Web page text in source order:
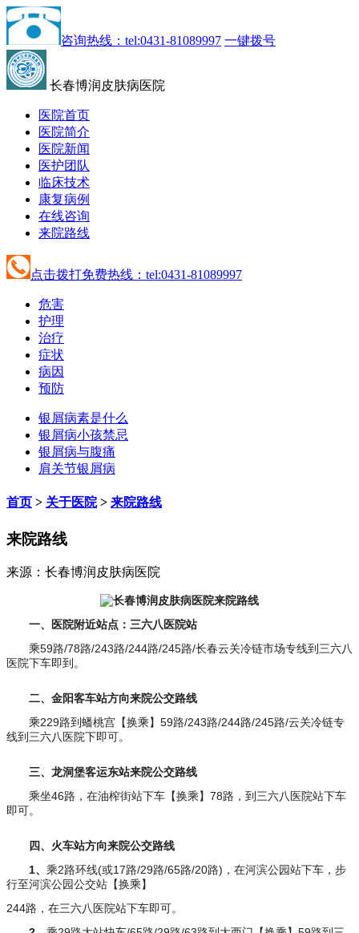
咨询热线：tel:0431-81089997 一键拨号
长春博润皮肤病医院
医院首页
医院简介
医院新闻
医护团队
临床技术
康复病例
在线咨询
来院路线
点击拨打免费热线：tel:0431-81089997
危害
护理
治疗
症状
病因
预防
银屑病素是什么
银屑病小孩禁忌
银屑病与腹痛
肩关节银屑病
首页 > 关于医院> 来院路线
来院路线
来源：长春博润皮肤病医院
一、医院附近站点：三六八医院站
乘59路/78路/243路/244路/245路/长春云关冷链市场专线到三六八
医院下车即到。
二、金阳客车站方向来院公交路线
乘229路到蟠桃宫【换乘】59路/243路/244路/245路/云关冷链专
线到三六八医院下即可。
三、龙洞堡客运东站来院公交路线
乘坐46路，在油榨街站下车【换乘】78路，到三六八医院站下车
即可。
四、火车站方向来院公交路线
1、 乘2路环线(或17路/29路/65路/20路)，在河滨公园站下车，步
行至河滨公园公交站【换乘】
244路，在三六八医院站下车即可。